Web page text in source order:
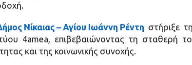
Νίκαιας – Αγίου Ιωάννη Ρέντη στήριξε
4amea, επιβεβαιώνοντας τη σταθερή
και της κοινωνικής συνοχής.